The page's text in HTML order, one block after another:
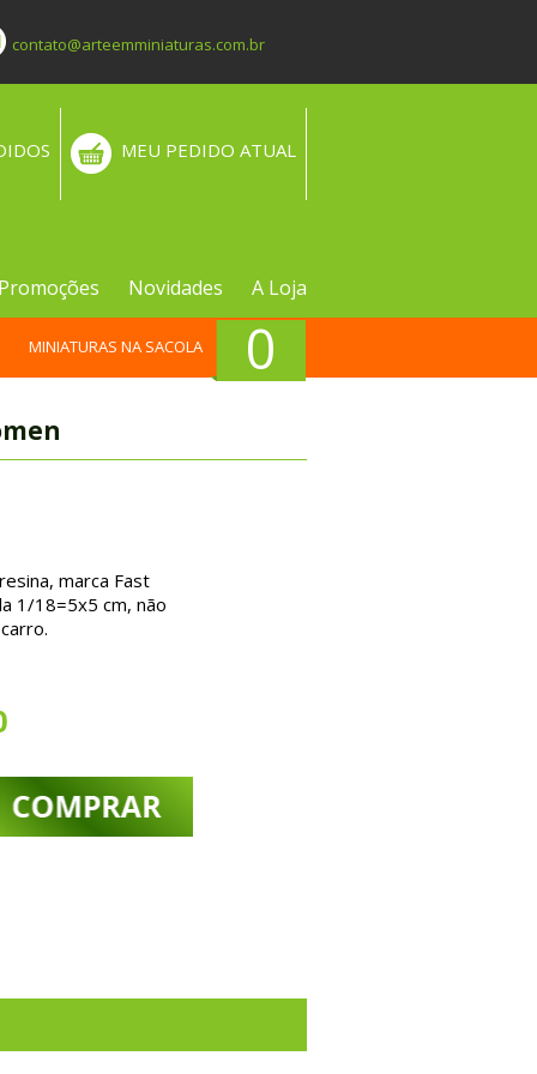
contato@arteemminiaturas.com.br
MEU PEDIDO ATUAL
Promoções Novidades A Loja
0
MINIATURAS NA SACOLA
marca Fast
1/18=5x5 cm, não